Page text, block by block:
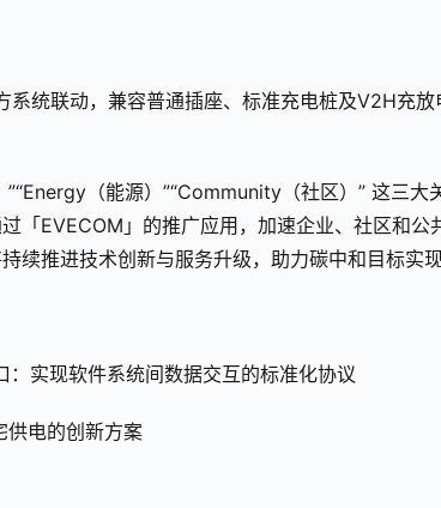
系统联动，兼容普通插座、标准充电桩及V2H充放
（能源）”“Community（社区）” 这三大
「EVECOM」的推广应用，加速企业、社区和公
续推进技术创新与服务升级，助力碳中和目标实现
实现软件系统间数据交互的标准化协议
电的创新方案